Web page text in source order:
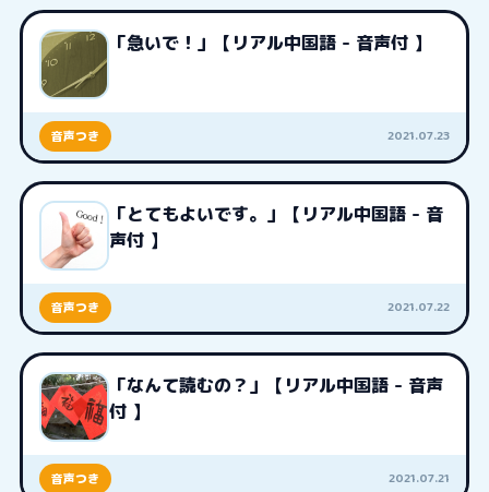
「急いで！」【リアル中国語 - 音声付 】
音声つき 2021.07.23
「とてもよいです。」【リアル中国語 - 音
声付 】
音声つき 2021.07.22
「なんて読むの？」【リアル中国語 - 音声
付 】
音声つき 2021.07.21